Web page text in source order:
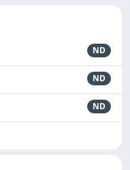
ND
ND
ND